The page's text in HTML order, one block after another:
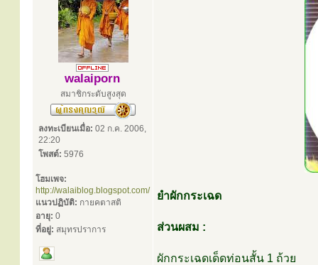
walaiporn
สมาชิกระดับสูงสุด
ลงทะเบียนเมื่อ: 02 ก.ค. 2006,
22:20
โพสต์: 5976
โฮมเพจ:
http://walaiblog.blogspot.com/
แนวปฏิบัติ: กายคตาสติ
อายุ: 0
ที่อยู่: สมุทรปราการ
ยำผักกระเฉด
ส่วนผสม :
ผักกระเฉดเด็ดท่อนสั้น 1 ถ้วย